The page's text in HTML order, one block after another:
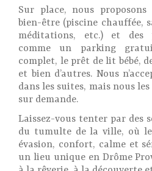
Sur place, nous proposons
bien-être (piscine chauffée,
méditations, etc.) et des
comme un parking
complet, le prêt de lit bébé,
et bien d’autres. Nous
dans les suites, mais nous
sur demande.
Laissez-vous tenter par des
du tumulte de la ville, où
évasion, confort, calme et
un lieu unique en Drôme